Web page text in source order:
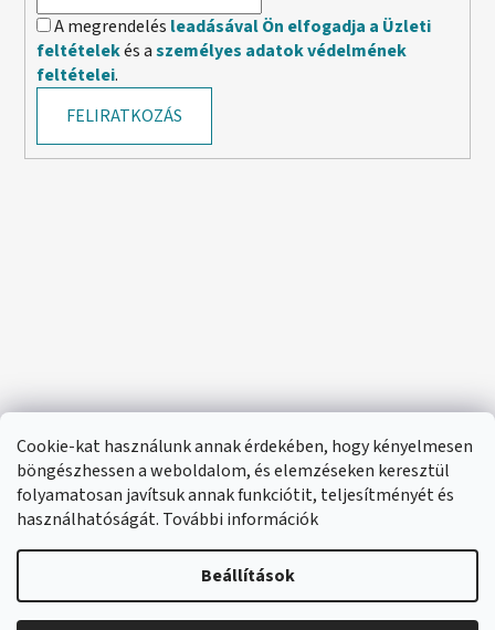
Cookie-kat használunk annak érdekében, hogy kényelmesen
böngészhessen a weboldalom, és elemzéseken keresztül
folyamatosan javítsuk annak funkciótit, teljesítményét és
használhatóságát. További információk
Beállítások
A megrendelés leadásával Ön elfogadja a Üzleti
feltételekés aszemélyes adatok védelmének
feltételei.
FELIRATKOZÁS